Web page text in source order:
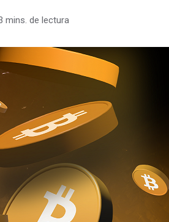
mins. de lectura